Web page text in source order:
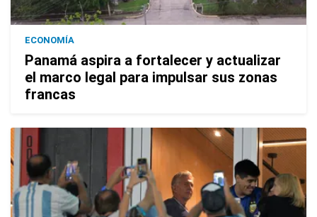
ECONOMÍA
Panamá aspira a fortalecer y actualizar
el marco legal para impulsar sus zonas
francas